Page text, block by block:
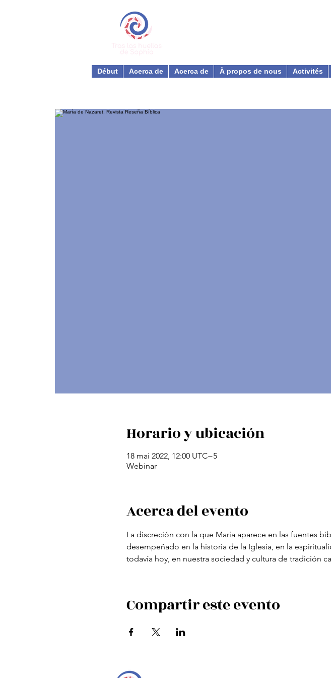
Début Acerca de Acerca de À propos de nous Activités
Horario y ubicación
18 mai 2022, 12:00 UTC−5
Webinar
Acerca del evento
La discreción con la que María aparece en las fuentes
desempeñado en la historia de la Iglesia, en la
todavía hoy, en nuestra sociedad y cultura de tradición
Compartir este evento